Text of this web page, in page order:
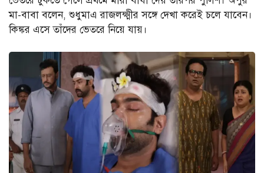
মা-বাবা বলেন, শুধুমাএ রাজলক্ষ্মীর সঙ্গে দেখা করেই চলে যাবেন।
কিঙ্কর এসে তাঁদের ভেতরে নিয়ে যায়।